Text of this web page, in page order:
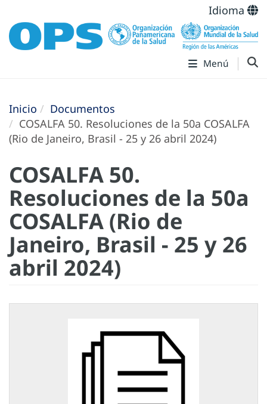
Idioma
Menú
Inicio
Documentos
COSALFA 50. Resoluciones de la 50a COSALFA
(Rio de Janeiro, Brasil - 25 y 26 abril 2024)
COSALFA 50.
Resoluciones de la 50a
COSALFA (Rio de
Janeiro, Brasil - 25 y 26
abril 2024)